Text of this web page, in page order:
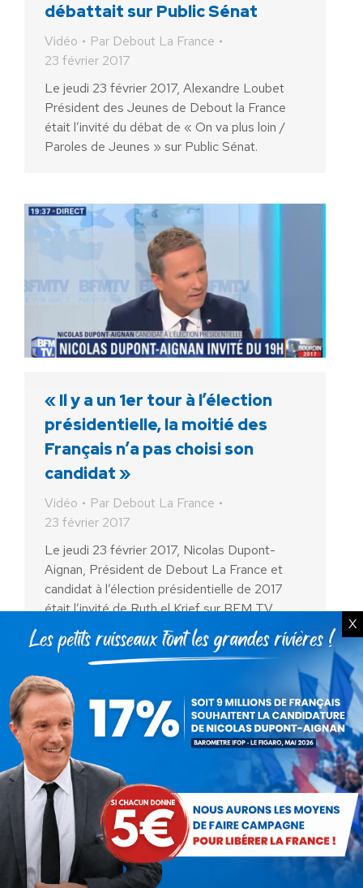
débattait sur Public Sénat
Vidéo Par Debout La France
23 février 2017
Le jeudi 23 février 2017, Alexandre Loubet
Président des Jeunes de Debout la France
était l’invité du débat de « On va plus loin /
Paroles de Jeunes » sur Public Sénat.
« Il y a un 1er tour à l’élection
présidentielle, la moitié des
Français n’a pas choisi son
candidat »
Vidéo Par Debout La France
23 février 2017
Le jeudi 23 février 2017, Nicolas Dupont-
Aignan, Président de Debout La France et
candidat à l’élection présidentielle de 2017
était l’invité de Ruth el Krief sur BFM TV
NDACTU8 : boycott de TF1 –
Bayrou – Insécurité
X